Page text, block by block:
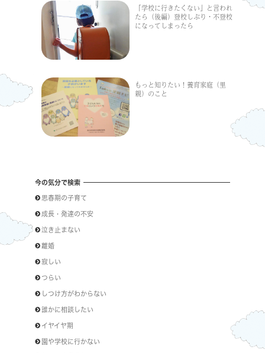
「学校に行きたくない」と言われ
たら（後編）登校しぶり・不登校
になってしまったら
もっと知りたい！養育家庭（里
親）のこと
今の気分で検索
思春期の子育て
成長・発達の不安
泣き止まない
離婚
寂しい
つらい
しつけ方がわからない
誰かに相談したい
イヤイヤ期
園や学校に行かない